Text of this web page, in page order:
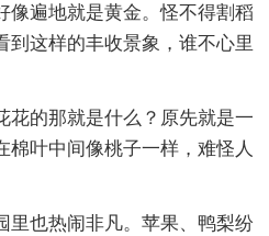
像遍地就是黄金。怪不得割稻
到这样的丰收景象，谁不心里
花的那就是什么？原先就是一
棉叶中间像桃子一样，难怪人
里也热闹非凡。苹果、鸭梨纷